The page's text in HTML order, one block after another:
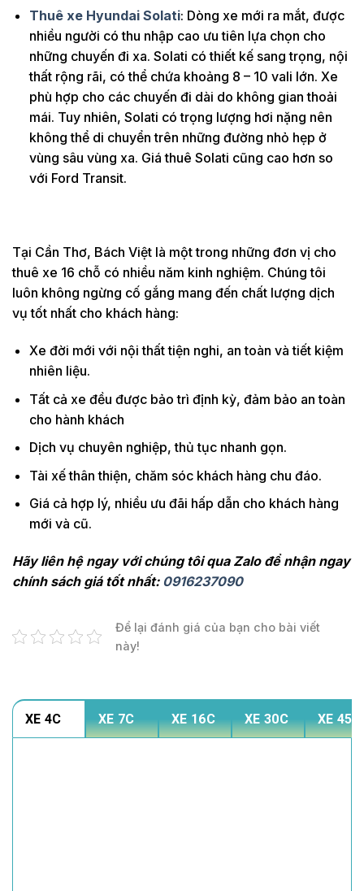
Thuê xe Hyundai Solati: Dòng xe mới ra mắt, được
nhiều người có thu nhập cao ưu tiên lựa chọn cho
những chuyến đi xa. Solati có thiết kế sang trọng, nội
thất rộng rãi, có thể chứa khoảng 8 – 10 vali lớn. Xe
phù hợp cho các chuyến đi dài do không gian thoải
mái. Tuy nhiên, Solati có trọng lượng hơi nặng nên
không thể di chuyển trên những đường nhỏ hẹp ở
vùng sâu vùng xa. Giá thuê Solati cũng cao hơn so
với Ford Transit.
Tại Cần Thơ, Bách Việt là một trong những đơn vị cho
thuê xe 16 chỗ có nhiều năm kinh nghiệm. Chúng tôi
luôn không ngừng cố gắng mang đến chất lượng dịch
vụ tốt nhất cho khách hàng:
Xe đời mới với nội thất tiện nghi, an toàn và tiết kiệm
nhiên liệu.
Tất cả xe đều được bảo trì định kỳ, đảm bảo an toàn
cho hành khách
Dịch vụ chuyên nghiệp, thủ tục nhanh gọn.
Tài xế thân thiện, chăm sóc khách hàng chu đáo.
Giá cả hợp lý, nhiều ưu đãi hấp dẫn cho khách hàng
mới và cũ.
Hãy liên hệ ngay với chúng tôi qua Zalo để nhận ngay
chính sách giá tốt nhất: 0916237090
Để lại đánh giá của bạn cho bài viết
này!
XE 4C XE 7C XE 16C XE 30C XE 45C